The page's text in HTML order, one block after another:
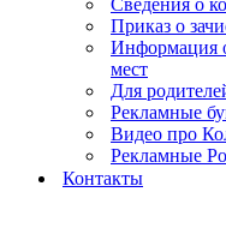
Сведения о
Приказ о
Информация
мест
Для
Рекламные
Видео про
Рекламные
Контакты